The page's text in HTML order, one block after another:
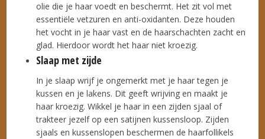
olie die je haar voedt en beschermt. Het zit vol met
essentiële vetzuren en anti-oxidanten. Deze houden
het vocht in je haar vast en de haarschachten zacht en
glad. Hierdoor wordt het haar niet kroezig.
Slaap met zijde
In je slaap wrijf je ongemerkt met je haar tegen je
kussen en je lakens. Dit geeft wrijving en maakt je
haar kroezig. Wikkel je haar in een zijden sjaal of
trakteer jezelf op een satijnen kussensloop. Zijden
sjaals en kussenslopen beschermen de haarfollikels